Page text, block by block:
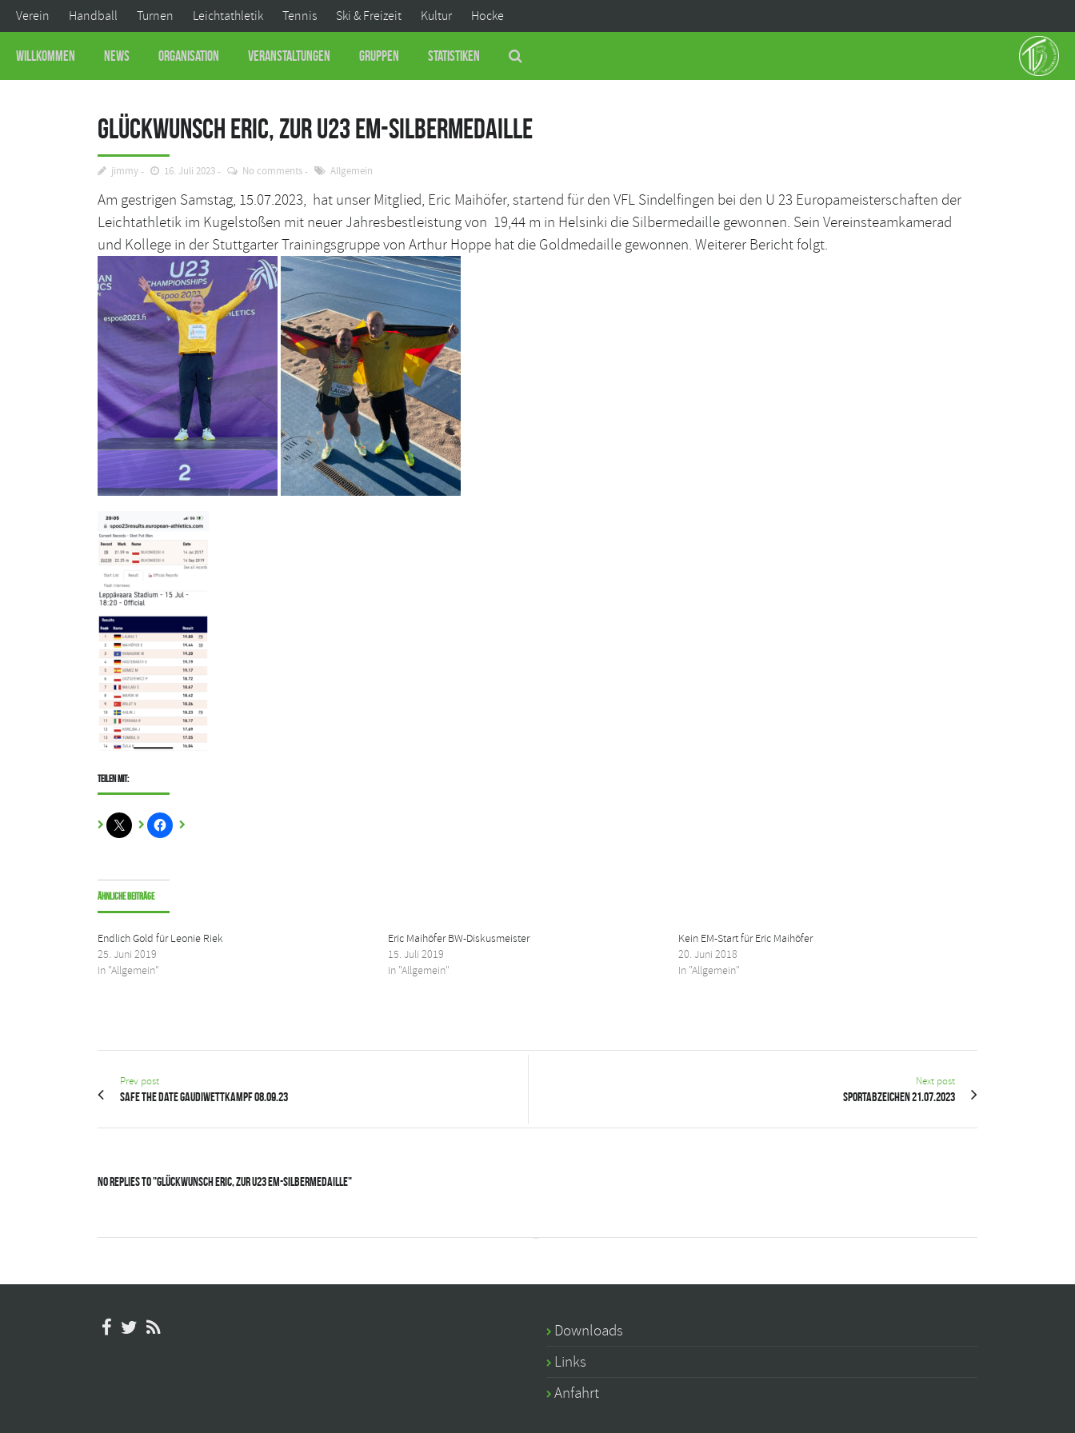
Verein Handball Turnen Leichtathletik Tennis Ski & Freizeit Kultur Hocke
Willkommen News Organisation Veranstaltungen Gruppen Statistiken
Glückwunsch Eric, zur U23 EM-Silbermedaille
jimmy 16. Juli 2023 No comments Allgemein
Am gestrigen Samstag, 15.07.2023, hat unser Mitglied, Eric Maihöfer, startend für den VFL Sindelfingen bei den U 23 Europameisterschaften der
Leichtathletik im Kugelstoßen mit neuer Jahresbestleistung von 19,44 m in Helsinki die Silbermedaille gewonnen. Sein Vereinsteamkamerad
und Kollege in der Stuttgarter Trainingsgruppe von Arthur Hoppe hat die Goldmedaille gewonnen. Weiterer Bericht folgt.
Teilen mit:
Ähnliche Beiträge
Endlich Gold für Leonie Riek
25. Juni 2019
In "Allgemein"
Eric Maihöfer BW-Diskusmeister
15. Juli 2019
In "Allgemein"
Kein EM-Start für Eric Maihöfer
20. Juni 2018
In "Allgemein"
Prev post
Safe the Date Gaudiwettkampf 08.09.23
Next post
Sportabzeichen 21.07.2023
No Replies to "Glückwunsch Eric, zur U23 EM-Silbermedaille"
Downloads
Links
Anfahrt